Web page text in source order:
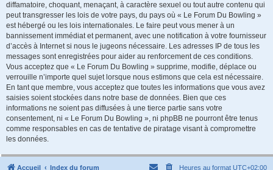
diffamatoire, choquant, menaçant, à caractère sexuel ou tout autre contenu qui
peut transgresser les lois de votre pays, du pays où « Le Forum Du Bowling »
est hébergé ou les lois internationales. Le faire peut vous mener à un
bannissement immédiat et permanent, avec une notification à votre fournisseur
d’accès à Internet si nous le jugeons nécessaire. Les adresses IP de tous les
messages sont enregistrées pour aider au renforcement de ces conditions.
Vous acceptez que « Le Forum Du Bowling » supprime, modifie, déplace ou
verrouille n’importe quel sujet lorsque nous estimons que cela est nécessaire.
En tant que membre, vous acceptez que toutes les informations que vous avez
saisies soient stockées dans notre base de données. Bien que ces
informations ne soient pas diffusées à une tierce partie sans votre
consentement, ni « Le Forum Du Bowling », ni phpBB ne pourront être tenus
comme responsables en cas de tentative de piratage visant à compromettre
les données.
Accueil Index du forum Heures au format UTC+02:00